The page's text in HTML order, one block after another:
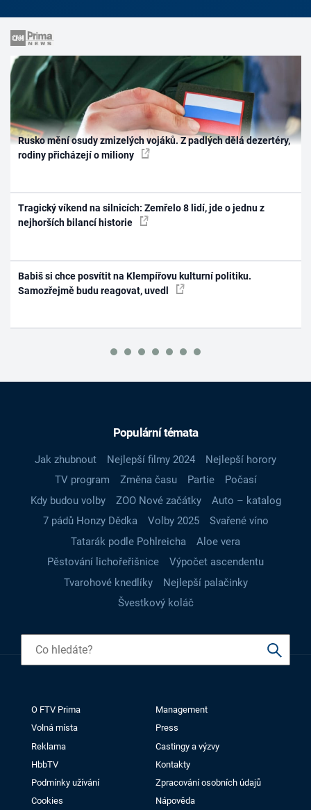
Rusko mění osudy zmizelých vojáků. Z padlých dělá dezertéry,
rodiny přicházejí o miliony
Tragický víkend na silnicích: Zemřelo 8 lidí, jde o jednu z
nejhorších bilancí historie
Babiš si chce posvítit na Klempířovu kulturní politiku.
Samozřejmě budu reagovat, uvedl
Populární témata
Jak zhubnout Nejlepší filmy 2024
Nejlepší horory
TV program
Změna času Partie
Počasí
Kdy budou volby
ZOO Nové začátky
Auto – katalog
7 pádů Honzy Dědka
Volby 2025
Svařené víno
Tatarák podle Pohlreicha
Aloe vera
Pěstování lichořeřišnice
Výpočet ascendentu
Tvarohové knedlíky
Nejlepší palačinky
Švestkový koláč
O FTV Prima
Management
Volná místa
Press
Reklama
Castingy a výzvy
HbbTV
Kontakty
Podmínky užívání
Zpracování osobních údajů
Cookies
Nápověda